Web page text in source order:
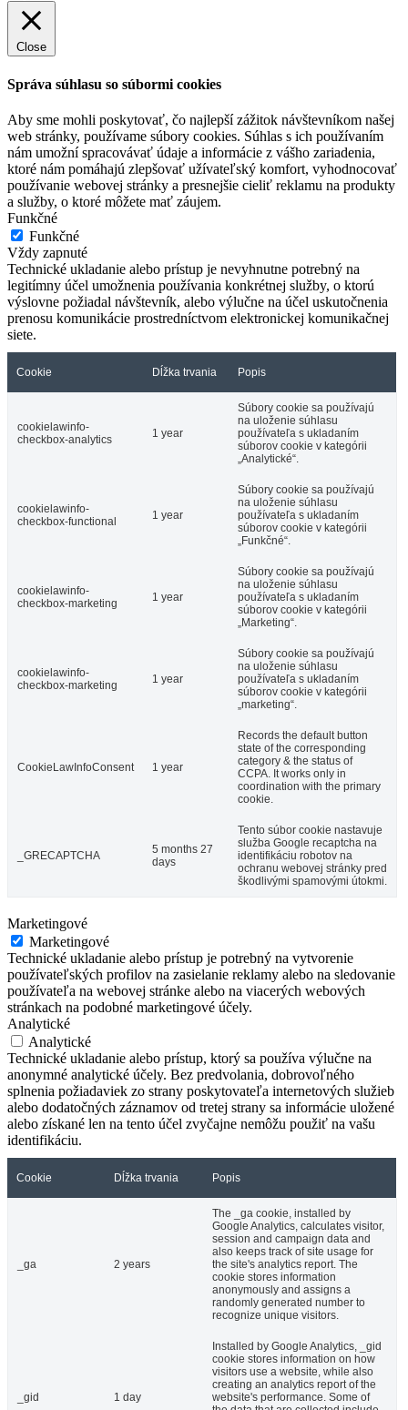
Close
Správa súhlasu so súbormi cookies
Aby sme mohli poskytovať, čo najlepší zážitok návštevníkom našej
web stránky, používame súbory cookies. Súhlas s ich používaním
nám umožní spracovávať údaje a informácie z vášho zariadenia,
ktoré nám pomáhajú zlepšovať užívateľský komfort, vyhodnocovať
používanie webovej stránky a presnejšie cieliť reklamu na produkty
a služby, o ktoré môžete mať záujem.
Funkčné
Funkčné
Vždy zapnuté
Technické ukladanie alebo prístup je nevyhnutne potrebný na
legitímny účel umožnenia používania konkrétnej služby, o ktorú
výslovne požiadal návštevník, alebo výlučne na účel uskutočnenia
prenosu komunikácie prostredníctvom elektronickej komunikačnej
siete.
Cookie Dĺžka trvania Popis
cookielawinfo-
checkbox-analytics
1 year
Súbory cookie sa používajú
na uloženie súhlasu
používateľa s ukladaním
súborov cookie v kategórii
„Analytické“.
cookielawinfo-
checkbox-functional
1 year
Súbory cookie sa používajú
na uloženie súhlasu
používateľa s ukladaním
súborov cookie v kategórii
„Funkčné“.
cookielawinfo-
checkbox-marketing
1 year
Súbory cookie sa používajú
na uloženie súhlasu
používateľa s ukladaním
súborov cookie v kategórii
„Marketing“.
cookielawinfo-
checkbox-marketing
1 year
Súbory cookie sa používajú
na uloženie súhlasu
používateľa s ukladaním
súborov cookie v kategórii
„marketing“.
CookieLawInfoConsent 1 year
Records the default button
state of the corresponding
category & the status of
CCPA. It works only in
coordination with the primary
cookie.
_GRECAPTCHA
5 months 27
days
Tento súbor cookie nastavuje
služba Google recaptcha na
identifikáciu robotov na
ochranu webovej stránky pred
škodlivými spamovými útokmi.
Marketingové
Marketingové
Technické ukladanie alebo prístup je potrebný na vytvorenie
používateľských profilov na zasielanie reklamy alebo na sledovanie
používateľa na webovej stránke alebo na viacerých webových
stránkach na podobné marketingové účely.
Analytické
Analytické
Technické ukladanie alebo prístup, ktorý sa používa výlučne na
anonymné analytické účely. Bez predvolania, dobrovoľného
splnenia požiadaviek zo strany poskytovateľa internetových služieb
alebo dodatočných záznamov od tretej strany sa informácie uložené
alebo získané len na tento účel zvyčajne nemôžu použiť na vašu
identifikáciu.
Cookie Dĺžka trvania Popis
_ga 2 years
The _ga cookie, installed by
Google Analytics, calculates visitor,
session and campaign data and
also keeps track of site usage for
the site's analytics report. The
cookie stores information
anonymously and assigns a
randomly generated number to
recognize unique visitors.
_gid 1 day
Installed by Google Analytics, _gid
cookie stores information on how
visitors use a website, while also
creating an analytics report of the
website's performance. Some of